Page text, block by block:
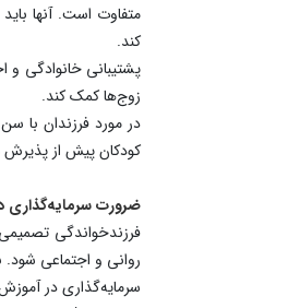
متفاوت است. آنها
کند.
پشتیبانی خانوادگی و
زوج‌ها کمک کند.
در مورد فرزندان با
کودکان پیش از پذیرش
ضرورت سرمایه‌گذاری
فرزندخواندگی
روانی و اجتماعی شود.
سرمایه‌گذاری در